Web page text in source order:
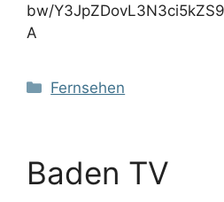
bw/
A
Kategorien
Fernsehen
Baden TV